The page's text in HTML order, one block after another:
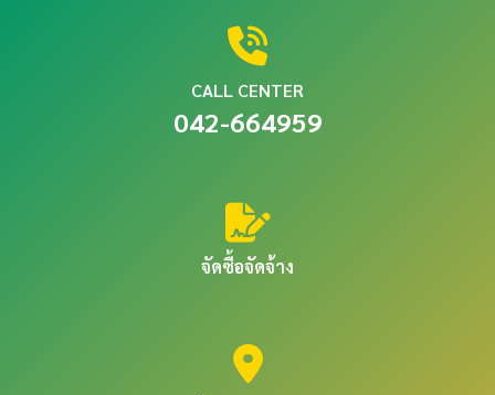
CALL CENTER
042-664959
จัดซื้อจัดจ้าง